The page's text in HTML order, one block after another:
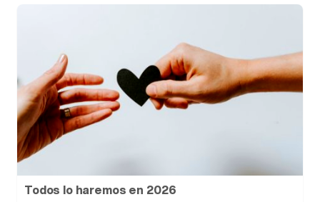
Todos lo haremos en 2026